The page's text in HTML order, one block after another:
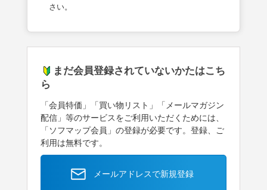
さい。
まだ会員登録されていないかたはこち
ら
「会員特価」「買い物リスト」「メールマガジン
配信」等のサービスをご利用いただくためには、
「ソフマップ会員」の登録が必要です。登録、ご
利用は無料です。
メールアドレスで新規登録